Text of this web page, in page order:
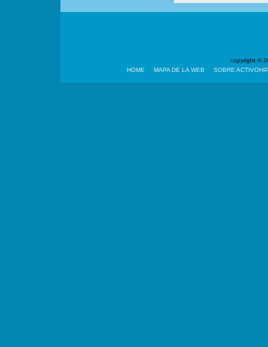
copyright ©
HOME
MAPA DE LA WEB SOBRE